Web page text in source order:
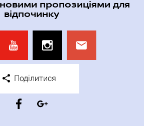
пропозиціями для
відпочинку
Поділитися